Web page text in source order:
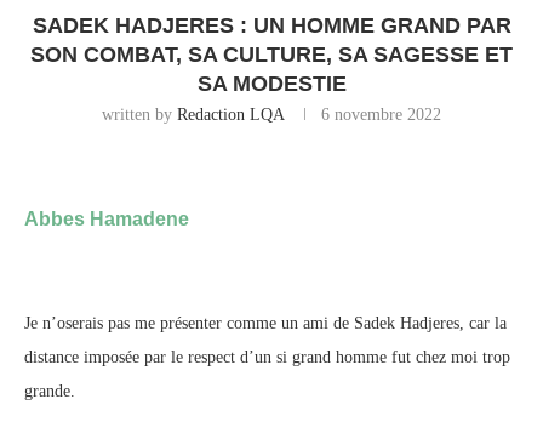
SADEK HADJERES : UN HOMME GRAND PAR
SON COMBAT, SA CULTURE, SA SAGESSE ET
SA MODESTIE
written by Redaction LQA 6 novembre 2022
Abbes Hamadene
Je n’oserais pas me présenter comme un ami de Sadek Hadjeres, car la
distance imposée par le respect d’un si grand homme fut chez moi trop
grande.